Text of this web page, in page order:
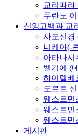
교리따라
두란노
신앙고백과 교
사도신경
니케아(-
아타나시
벨기에 (
하이델베
도르트 신
웨스트민
웨스트민
웨스트민
게시판